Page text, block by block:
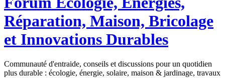
Réparation, Maison, Bricolage
et Innovations Durables
Communauté d'entraide, conseils et discussions pour un quotidien
plus durable : écologie, énergie, solaire, maison & jardinage, travaux